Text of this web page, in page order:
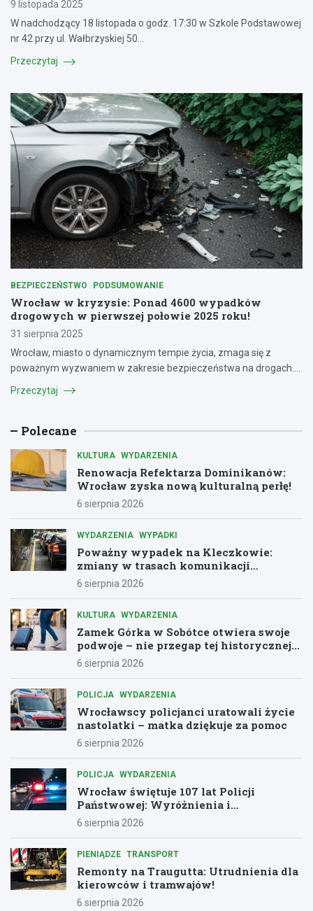
9 listopada 2025
W nadchodzący 18 listopada o godz. 17:30 w Szkole Podstawowej
nr 42 przy ul. Wałbrzyskiej 50…
Przeczytaj
BEZPIECZEŃSTWO PODSUMOWANIE
Wrocław w kryzysie: Ponad 4600 wypadków
drogowych w pierwszej połowie 2025 roku!
31 sierpnia 2025
Wrocław, miasto o dynamicznym tempie życia, zmaga się z
poważnym wyzwaniem w zakresie bezpieczeństwa na drogach.…
Przeczytaj
Polecane
KULTURA WYDARZENIA
Renowacja Refektarza Dominikanów:
Wrocław zyska nową kulturalną perłę!
6 sierpnia 2026
WYDARZENIA WYPADKI
Poważny wypadek na Kleczkowie:
zmiany w trasach komunikacji
miejskiej
6 sierpnia 2026
KULTURA WYDARZENIA
Zamek Górka w Sobótce otwiera swoje
podwoje – nie przegap tej historycznej
przygody!
6 sierpnia 2026
POLICJA WYDARZENIA
Wrocławscy policjanci uratowali życie
nastolatki – matka dziękuje za pomoc
6 sierpnia 2026
POLICJA WYDARZENIA
Wrocław świętuje 107 lat Policji
Państwowej: Wyróżnienia i
podziękowania dla bohaterów służby
6 sierpnia 2026
PIENIĄDZE TRANSPORT
Remonty na Traugutta: Utrudnienia dla
kierowców i tramwajów!
6 sierpnia 2026